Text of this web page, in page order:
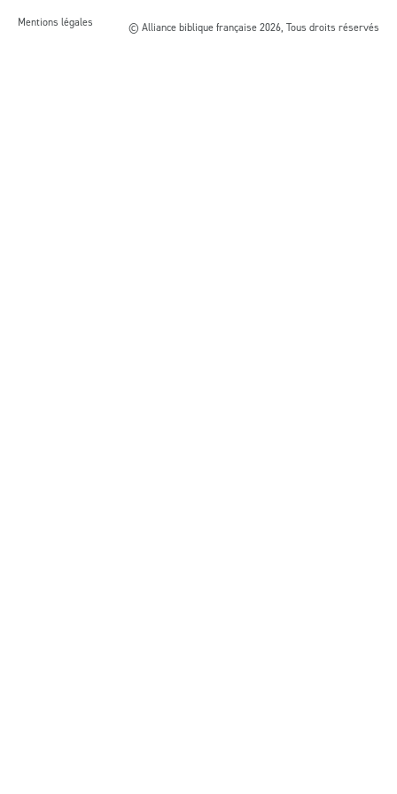
Mentions légales © Alliance biblique française 2026, Tous droits réservés